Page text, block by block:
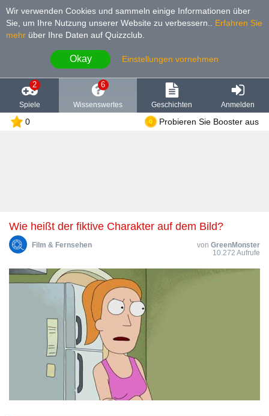
Wir verwenden Cookies und sammeln einige Informationen über
Sie, um Ihre Nutzung unserer Website zu verbessern.
Erfahren Sie
mehr über Ihre Daten auf Quizzclub.
Okay Einstellungen vornehmen
2
Spiele
6
Wissenswertes Geschichten Anmelden
0 Probieren Sie Booster aus
Wie heißt der fiktive Charakter auf dem Bild?
Film & Fernsehen von GreenMonster
10.272 Aufrufe